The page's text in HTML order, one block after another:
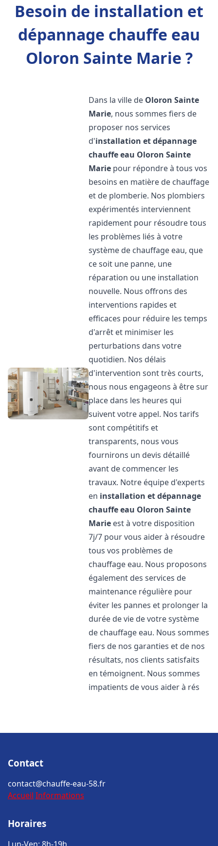
Besoin de installation et
dépannage chauffe eau
Oloron Sainte Marie ?
Dans la ville de Oloron Sainte
Marie, nous sommes fiers de
proposer nos services
d'installation et dépannage
chauffe eau Oloron Sainte
Marie pour répondre à tous vos
besoins en matière de chauffage
et de plomberie. Nos plombiers
expérimentés interviennent
rapidement pour résoudre tous
les problèmes liés à votre
système de chauffage eau, que
ce soit une panne, une
réparation ou une installation
nouvelle. Nous offrons des
interventions rapides et
efficaces pour réduire les temps
d'arrêt et minimiser les
perturbations dans votre
quotidien. Nos délais
d'intervention sont très courts,
nous nous engageons à être sur
place dans les heures qui
suivent votre appel. Nos tarifs
sont compétitifs et
transparents, nous vous
fournirons un devis détaillé
avant de commencer les
travaux. Notre équipe d'experts
en installation et dépannage
chauffe eau Oloron Sainte
Marie est à votre disposition
7j/7 pour vous aider à résoudre
tous vos problèmes de
chauffage eau. Nous proposons
également des services de
maintenance régulière pour
éviter les pannes et prolonger la
durée de vie de votre système
de chauffage eau. Nous sommes
fiers de nos garanties et de nos
résultats, nos clients satisfaits
en témoignent. Nous sommes
impatients de vous aider à rés
Contact
contact@chauffe-eau-58.fr
Accueil Informations
Horaires